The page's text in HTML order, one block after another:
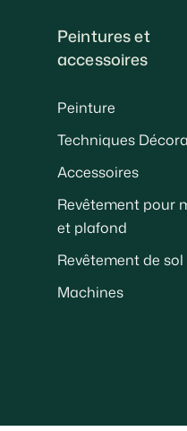
Peintures et
accessoires
Peinture
Techniques
Accessoires
Revêtement pour
et plafond
Revêtement de sol
Machines